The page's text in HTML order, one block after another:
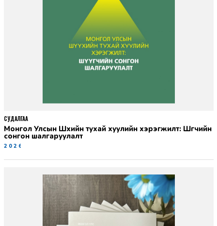
Монгол Улсын Шүүхийн тухай хуулийн хэрэгжилт: Шүүгчийн
сонгон шалгаруулалт
2026-06-19
СУДАЛГАА